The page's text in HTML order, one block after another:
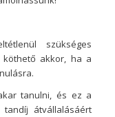
szükséges
köthető akkor, ha a
tanulni, és ez a
átvállalásáért